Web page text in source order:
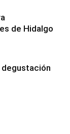
de Hidalgo